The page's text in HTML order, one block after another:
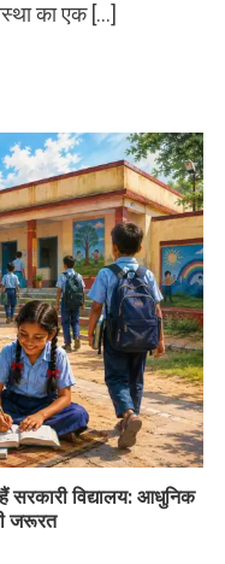
का एक […]
हैं सरकारी विद्यालय: आधुनिक
जरूरत